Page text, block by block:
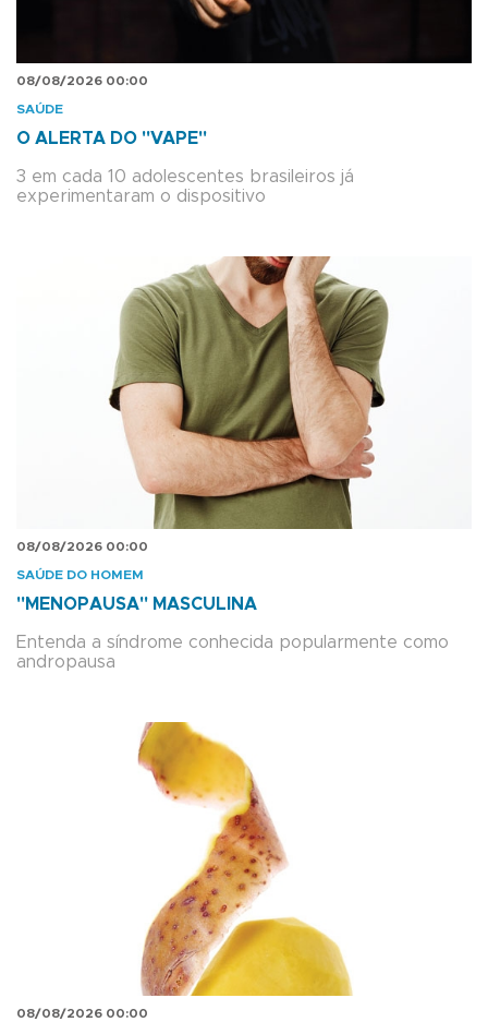
08/08/2026 00:00
SAÚDE
O ALERTA DO "VAPE"
3 em cada 10 adolescentes brasileiros já
experimentaram o dispositivo
08/08/2026 00:00
SAÚDE DO HOMEM
"MENOPAUSA" MASCULINA
Entenda a síndrome conhecida popularmente como
andropausa
08/08/2026 00:00